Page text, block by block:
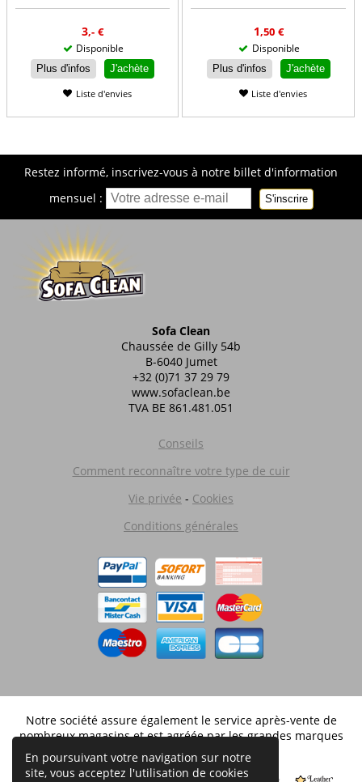
3,- €
Disponible
Plus d'infos J'achète
Liste d'envies
1,50 €
Disponible
Plus d'infos J'achète
Liste d'envies
Restez informé, inscrivez-vous à notre billet d'information
mensuel :
S'inscrire
Sofa Clean
Chaussée de Gilly 54b
B-6040 Jumet
+32 (0)71 37 29 79
www.sofaclean.be
TVA BE 861.481.051
Conseils
Comment reconnaître votre type de cuir
Vie privée - Cookies
Conditions générales
Notre société assure également le service après-vente de
nombreux magasins et est agréée par les grandes marques
distribuées en Belgique.
En poursuivant votre navigation sur notre
site, vous acceptez l'utilisation de cookies